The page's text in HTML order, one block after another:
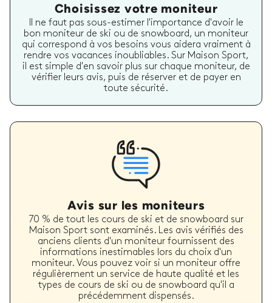
Choisissez votre moniteur
Il ne faut pas sous-estimer l'importance d'avoir le
bon moniteur de ski ou de snowboard, un moniteur
qui correspond à vos besoins vous aidera vraiment à
rendre vos vacances inoubliables. Sur Maison Sport,
il est simple d'en savoir plus sur chaque moniteur, de
vérifier leurs avis, puis de réserver et de payer en
toute sécurité.
Avis sur les moniteurs
70 % de tout les cours de ski et de snowboard sur
Maison Sport sont examinés. Les avis vérifiés des
anciens clients d'un moniteur fournissent des
informations inestimables lors du choix d'un
moniteur. Vous pouvez voir si un moniteur offre
régulièrement un service de haute qualité et les
types de cours de ski ou de snowboard qu'il a
précédemment dispensés.